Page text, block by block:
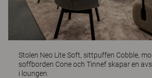
Stolen Neo Lite Soft, sittpuffen Cobble,
soffborden Coneoch Tinnef skapar en
i loungen.